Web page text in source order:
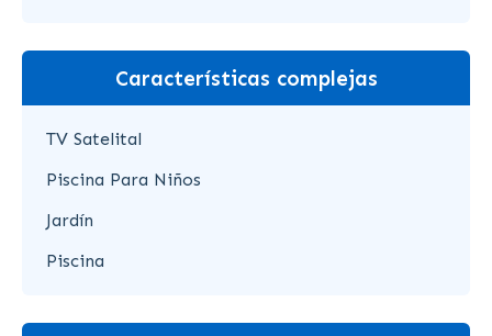
Características complejas
TV Satelital
Piscina Para Niños
Jardín
Piscina